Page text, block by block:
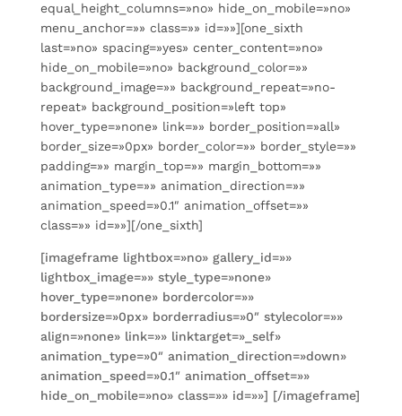
equal_height_columns=»no» hide_on_mobile=»no»
menu_anchor=»» class=»» id=»»][one_sixth
last=»no» spacing=»yes» center_content=»no»
hide_on_mobile=»no» background_color=»»
background_image=»» background_repeat=»no-
repeat» background_position=»left top»
hover_type=»none» link=»» border_position=»all»
border_size=»0px» border_color=»» border_style=»»
padding=»» margin_top=»» margin_bottom=»»
animation_type=»» animation_direction=»»
animation_speed=»0.1″ animation_offset=»»
class=»» id=»»][/one_sixth]
[imageframe lightbox=»no» gallery_id=»»
lightbox_image=»» style_type=»none»
hover_type=»none» bordercolor=»»
bordersize=»0px» borderradius=»0″ stylecolor=»»
align=»none» link=»» linktarget=»_self»
animation_type=»0″ animation_direction=»down»
animation_speed=»0.1″ animation_offset=»»
hide_on_mobile=»no» class=»» id=»»] [/imageframe]